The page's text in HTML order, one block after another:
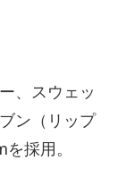
、スウェッ
ン（リップ
採用。